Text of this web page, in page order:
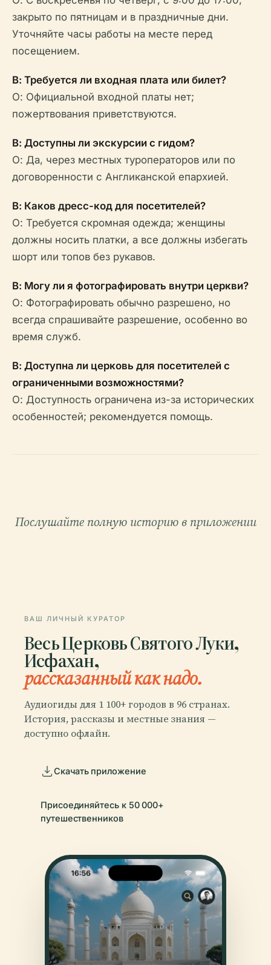
закрыто по пятницам и в праздничные дни.
Уточняйте часы работы на месте перед
посещением.
В: Требуется ли входная плата или билет?
О: Официальной входной платы нет;
пожертвования приветствуются.
В: Доступны ли экскурсии с гидом?
О: Да, через местных туроператоров или по
договоренности с Англиканской епархией.
В: Каков дресс-код для посетителей?
О: Требуется скромная одежда; женщины
должны носить платки, а все должны избегать
шорт или топов без рукавов.
В: Могу ли я фотографировать внутри церкви?
О: Фотографировать обычно разрешено, но
всегда спрашивайте разрешение, особенно во
время служб.
В: Доступна ли церковь для посетителей с
ограниченными возможностями?
О: Доступность ограничена из-за исторических
особенностей; рекомендуется помощь.
Послушайте полную историю в приложении
ВАШ ЛИЧНЫЙ КУРАТОР
Весь Церковь Святого Луки,
Исфахан,
рассказанный как надо.
Аудиогиды для 1 100+ городов в 96 странах.
История, рассказы и местные знания —
доступно офлайн.
Скачать приложение
Присоединяйтесь к 50 000+
путешественников